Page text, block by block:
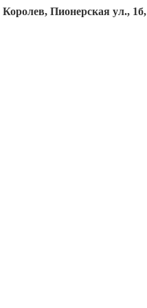
Пионерская ул., 1б,